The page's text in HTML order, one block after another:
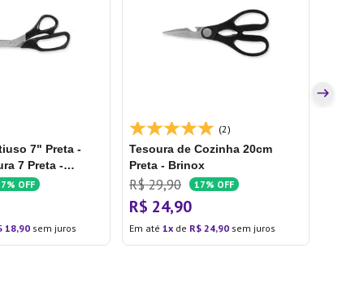
7" Preta -
7 Preta -
OFF
18,90 sem juros
(2)
Tesoura de Cozinha 20cm
Preta - Brinox
R$ 29,90 17% OFF
R$ 24,90
Em até1 de R$ 24,90 sem juros